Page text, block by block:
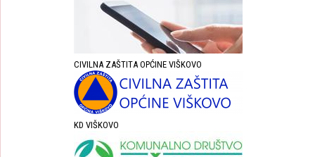
CIVILNA ZAŠTITA OPĆINE VIŠKOVO
KD VIŠKOVO